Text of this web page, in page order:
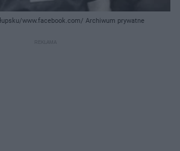
www.facebook.com/ Archiwum prywatne